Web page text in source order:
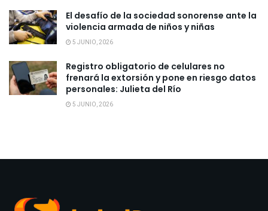
El desafío de la sociedad sonorense ante la
violencia armada de niños y niñas
5 JUNIO, 2026
Registro obligatorio de celulares no
frenará la extorsión y pone en riesgo datos
personales: Julieta del Río
5 JUNIO, 2026